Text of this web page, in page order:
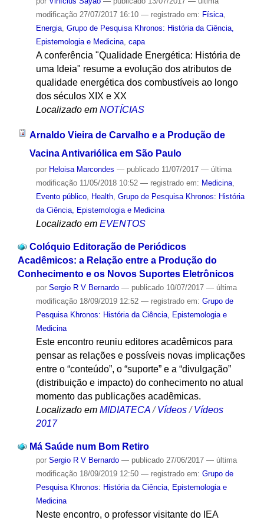
modificação27/07/2017 16:10 — registrado em: Física,
Energia, Grupo de Pesquisa Khronos: História da Ciência,
Epistemologia e Medicina, capa
A conferência "Qualidade Energética: História de
uma Ideia" resume a evolução dos atributos de
qualidade energética dos combustíveis ao longo
dos séculos XIX e XX
Localizado em NOTÍCIAS
Arnaldo Vieira de Carvalho e a Produção de
Vacina Antivariólica em São Paulo
por Heloisa Marcondes — publicado11/07/2017 — última
modificação11/05/2018 10:52 — registrado em: Medicina,
Evento público, Health, Grupo de Pesquisa Khronos: História
da Ciência, Epistemologia e Medicina
Localizado em EVENTOS
Colóquio Editoração de Periódicos
Acadêmicos: a Relação entre a Produção do
Conhecimento e os Novos Suportes Eletrônicos
por Sergio R V Bernardo — publicado10/07/2017 — última
modificação18/09/2019 12:52 — registrado em: Grupo de
Pesquisa Khronos: História da Ciência, Epistemologia e
Medicina
Este encontro reuniu editores acadêmicos para
pensar as relações e possíveis novas implicações
entre o “conteúdo”, o “suporte” e a “divulgação”
(distribuição e impacto) do conhecimento ​no atual
momento das publicações acadêmicas.
Localizado em MIDIATECA /Vídeos /Vídeos
2017
Má Saúde num Bom Retiro
por Sergio R V Bernardo — publicado27/06/2017 — última
modificação18/09/2019 12:50 — registrado em: Grupo de
Pesquisa Khronos: História da Ciência, Epistemologia e
Medicina
Neste encontro, o professor visitante do IEA